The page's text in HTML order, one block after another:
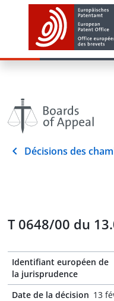
Décisions des
T 0648/00 du
Identifiant européen de
la jurisprudence
Date de la décision 13